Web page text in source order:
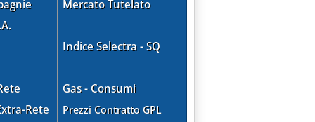
Rete
Mercato Tutelato
Indice Selectra - SQ
Gas - Consumi
Prezzi Contratto GPL